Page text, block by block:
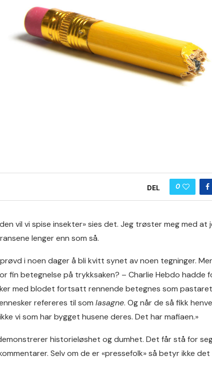
DEL 0
vil vi spise insekter» sies det. Jeg trøster meg med
lenger enn som så.
i noen dager å bli kvitt synet av noen tegninger.
fin betegnelse på trykksaken? – Charlie Hebdo hadde
med blodet fortsatt rennende betegnes som
refereres til som lasagne. Og når de så fikk
vi som har bygget husene deres. Det har mafiaen.»
historieløshet og dumhet. Det får stå for
Selv om de er «pressefolk» så betyr ikke